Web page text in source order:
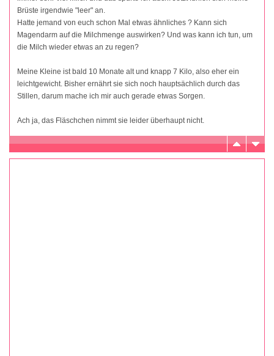
Brüste irgendwie "leer" an.
Hatte jemand von euch schon Mal etwas ähnliches ? Kann sich
Magendarm auf die Milchmenge auswirken? Und was kann ich tun, um
die Milch wieder etwas an zu regen?
Meine Kleine ist bald 10 Monate alt und knapp 7 Kilo, also eher ein
leichtgewicht. Bisher ernährt sie sich noch hauptsächlich durch das
Stillen, darum mache ich mir auch gerade etwas Sorgen.
Ach ja, das Fläschchen nimmt sie leider überhaupt nicht.